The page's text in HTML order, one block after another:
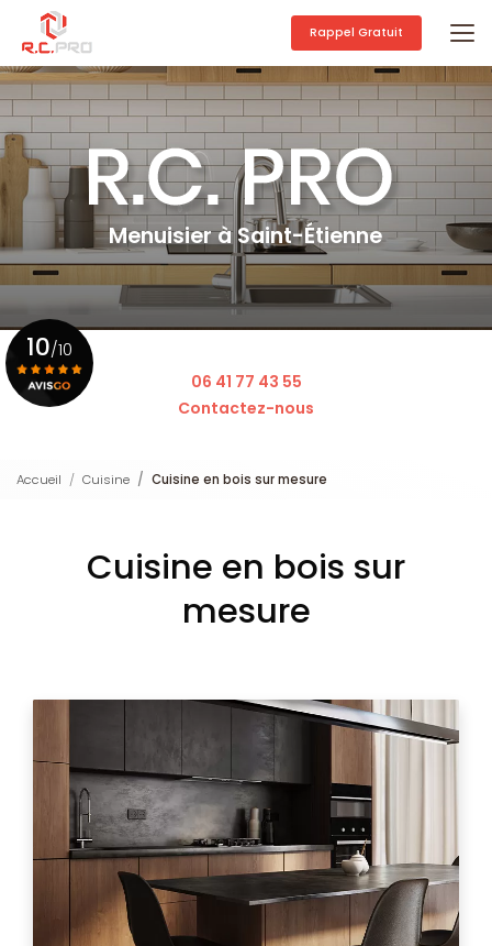
contenu
principal
Rappel Gratuit
Menuisier à Saint-Étienne
06 41 77 43 55
Contactez-nous
10/10
Accueil Cuisine Cuisine en bois sur mesure
Cuisine en bois sur
mesure